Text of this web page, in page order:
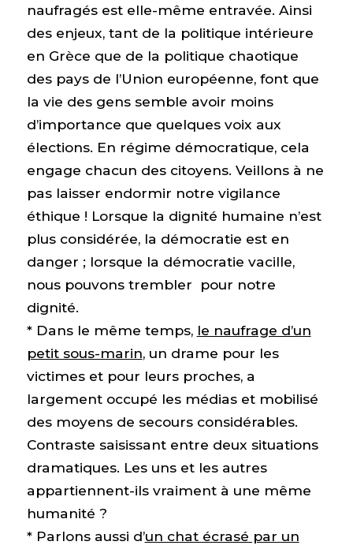
naufragés est elle-même entravée. Ainsi
des enjeux, tant de la politique intérieure
en Grèce que de la politique chaotique
des pays de l’Union européenne, font que
la vie des gens semble avoir moins
d’importance que quelques voix aux
élections. En régime démocratique, cela
engage chacun des citoyens. Veillons à ne
pas laisser endormir notre vigilance
éthique ! Lorsque la dignité humaine n’est
plus considérée, la démocratie est en
danger ; lorsque la démocratie vacille,
nous pouvons trembler pour notre
dignité.
* Dans le même temps, le naufrage d’un
petit sous-marin, un drame pour les
victimes et pour leurs proches, a
largement occupé les médias et mobilisé
des moyens de secours considérables.
Contraste saisissant entre deux situations
dramatiques. Les uns et les autres
appartiennent-ils vraiment à une même
humanité ?
* Parlons aussi d’un chat écrasé par un